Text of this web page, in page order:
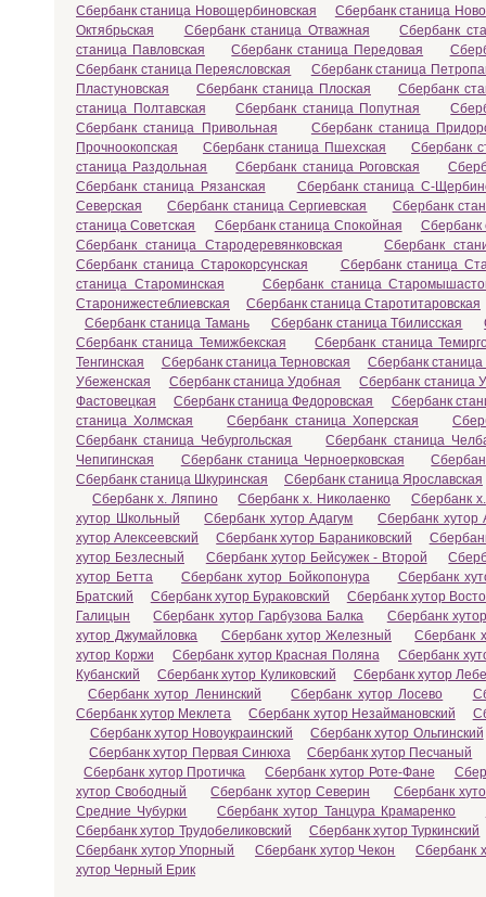
Сбербанк станица Новощербиновская
Сбербанк станица
Октябрьская
Сбербанк станица Отважная
Сбербанк
станица Павловская
Сбербанк станица Передовая
Сбербанк станица Переясловская
Сбербанк станица
Пластуновская
Сбербанк станица Плоская
Сбербанк
станица Полтавская
Сбербанк станица Попутная
Сбербанк станица Привольная
Сбербанк станица
Прочноокопская
Сбербанк станица Пшехская
Сбербанк
станица Раздольная
Сбербанк станица Роговская
Сбербанк станица Рязанская
Сбербанк станица С-
Северская
Сбербанк станица Сергиевская
Сбербанк
станица Советская
Сбербанк станица Спокойная
Сбербанк
Сбербанк станица Стародеревянковская
Сбербанк
Сбербанк станица Старокорсунская
Сбербанк станица
станица Староминская
Сбербанк станица
Старонижестеблиевская
Сбербанк станица Старотитаровская
Сбербанк станица Тамань
Сбербанк станица Тбилисская
Сбербанк станица Темижбекская
Сбербанк станица
Тенгинская
Сбербанк станица Терновская
Сбербанк станица
Убеженская
Сбербанк станица Удобная
Сбербанк станица
Фастовецкая
Сбербанк станица Федоровская
Сбербанк
станица Холмская
Сбербанк станица Хоперская
Сбербанк станица Чебургольская
Сбербанк станица
Чепигинская
Сбербанк станица Черноерковская
Сбербанк станица Шкуринская
Сбербанк станица Ярославская
Сбербанк х. Ляпино
Сбербанк х. Николаенко
Сбербанк
хутор Школьный
Сбербанк хутор Адагум
Сбербанк хутор
хутор Алексеевский
Сбербанк хутор Бараниковский
хутор Безлесный
Сбербанк хутор Бейсужек - Второй
хутор Бетта
Сбербанк хутор Бойкопонура
Сбербанк
Братский
Сбербанк хутор Бураковский
Сбербанк хутор
Галицын
Сбербанк хутор Гарбузова Балка
Сбербанк
хутор Джумайловка
Сбербанк хутор Железный
Сбербанк
хутор Коржи
Сбербанк хутор Красная Поляна
Сбербанк
Кубанский
Сбербанк хутор Куликовский
Сбербанк хутор
Сбербанк хутор Ленинский
Сбербанк хутор Лосево
Сбербанк хутор Меклета
Сбербанк хутор Незаймановский
Сбербанк хутор Новоукраинский
Сбербанк хутор Ольгинский
Сбербанк хутор Первая Синюха
Сбербанк хутор Песчаный
Сбербанк хутор Протичка
Сбербанк хутор Роте-Фане
хутор Свободный
Сбербанк хутор Северин
Сбербанк
Средние Чубурки
Сбербанк хутор Танцура Крамаренко
Сбербанк хутор Трудобеликовский
Сбербанк хутор Туркинский
Сбербанк хутор Упорный
Сбербанк хутор Чекон
Сбербанк
хутор Черный Ерик